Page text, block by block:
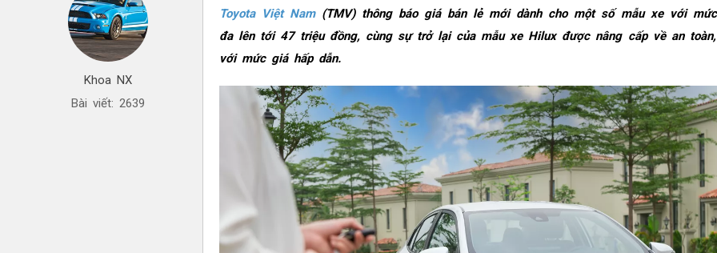
Khoa NX
Bài viết: 2639
Toyota Việt Nam(TMV) thông báo giá bán lẻ mới dành cho một số mẫu xe với
đa lên tới 47 triệu đồng, cùng sự trở lại của mẫu xe Hilux được nâng cấp về an
với mức giá hấp dẫn.